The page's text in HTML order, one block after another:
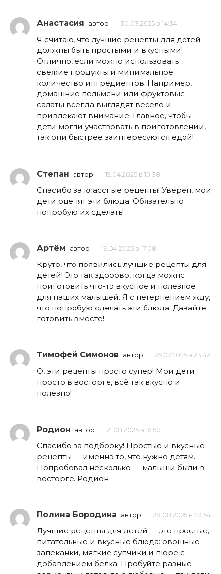
Анастасия автор 30.03.2025 в 14:34
Я считаю, что лучшие рецепты для детей
должны быть простыми и вкусными!
Отлично, если можно использовать
свежие продукты и минимальное
количество ингредиентов. Например,
домашние пельмени или фруктовые
салаты всегда выглядят весело и
привлекают внимание. Главное, чтобы
дети могли участвовать в приготовлении,
так они быстрее заинтересуются едой!
Степан автор 19.04.2025 в 10:38
Спасибо за классные рецепты! Уверен, мои
дети оценят эти блюда. Обязательно
попробую их сделать!
Артём автор 19.04.2025 в 17:08
Круто, что появились лучшие рецепты для
детей! Это так здорово, когда можно
приготовить что-то вкусное и полезное
для наших малышей. Я с нетерпением жду,
что попробую сделать эти блюда. Давайте
готовить вместе!
Тимофей Симонов автор 25.07.2025 в 23:42
О, эти рецепты просто супер! Мои дети
просто в восторге, всё так вкусно и
полезно!
Родион автор 21.08.2025 в 16:50
Спасибо за подборку! Простые и вкусные
рецепты — именно то, что нужно детям.
Попробовал несколько — малыши были в
восторге. Родион
Полина Бородина автор 28.08.2025 в 23:54
Лучшие рецепты для детей — это простые,
питательные и вкусные блюда: овощные
запеканки, мягкие супчики и пюре с
добавлением белка. Пробуйте разные